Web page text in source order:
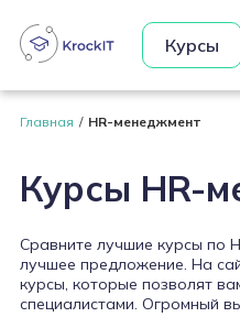
Курсы
Главная HR-менеджмент
Курсы HR-
Сравните лучшие курсы по
лучшее предложение. На
курсы, которые позволят
специалистами. Огромный